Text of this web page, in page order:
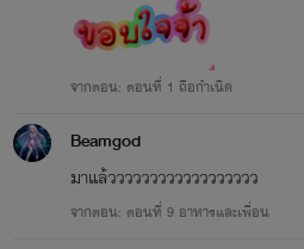
จากตอน: ตอนที่ 1 ถือกำเนิด
Beamgod
มาแล้วววววววววววววววววว
จากตอน: ตอนที่ 9 อาหารและเพื่อน